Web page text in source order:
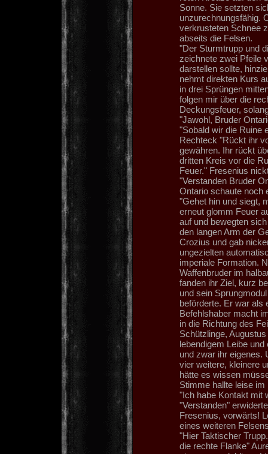
Sonne. Sie setzten
unzurechnungsfähig.
verkrusteten Schnee
abseits die Felsen.
"Der Sturmtrupp und
zeichnete zwei Pfeile
darstellen sollte,
nehmt direkten Kurs
in drei Sprüngen
folgen mir über die
Deckungsfeuer,
"Jawohl, Bruder
"Sobald wir die Ruine
Rechteck "Rückt ihr
gewähren. Ihr rückt
dritten Kreis vor die
Feuer." Fresenius
"Verstanden Bruder
Ontario schaute noch
"Gehet hin und siegt,
erneut glomm Feuer
auf und bewegten
den langen Arm der
Crozius und gab
ungezielten
imperiale Formation.
Waffenbruder im
fanden ihr Ziel, kurz
und sein
beförderte. Er war als
Befehlshaber macht
in die Richtung des
Schützlinge,
lebendigem Leibe
und zwar ihr eigenes.
vier weitere, kleinere
hätte es wissen
Stimme hallte leise
"Ich habe Kontakt mit
"Verstanden" erwiderte der Ordenspriester "Formation beibehalten. Bruder Fresenius, vorwärts! Löscht die Späher aus!" er landete unsanft im Schutz eines weiteren Felsens "gebt Acht, Bruder Fresenius, ihr habt zwei Gegner" "Hier Taktischer Trupp. Bestätigt, Bruder Ordenspriester. Rücken vor über die rechte Flanke" Aurelius lehnte sich nach vorn, seine Augen glommen in einem ungeduldigen Licht unter dem Helm, die Finger klammerten sich eisern um den Schwertgriff. Seine Geduld war am Ende, der Puls raste, sein Augenlicht füllte sich rot und der Wahnsinn wurde seiner nun endgültig Herr. Ohne auf den Befehl zu warten, zündete er abermals sein Sprungmodul und riss seine Hünenhafte Gestalt in den Kampf: "Die Bloodangels bringen den Tod über euch, KETZER!" "Aurelius!" Doch der Ordenspriester sah es zu spät. Aurelius war schon zu weit weg. Zu tief war er im Hass und der Wut verloren. Ein Cadianer schleuderte ihm einem kreischenden blauen Plasmastrahl entgegen und der helle Schrei "FÜR DEN IMPERATOR!" erstarrte unausgesprochen in der zerfetzenden Kehle des Space Marines. Warmes Blut spritzte auf den weißen Schnee und brennende Rüstungsteile fielen zersplittert zu Boden. Ontario sah nur die roten Kreuze der Schulterpanzer im Schatten der Flammen schimmern. Auch Augustus musste hilflos zusehen, wie sein Bruder in fackelnde, tropfende Stücke gerissen wurde, doch Ontario las alles andere in seinen Augen, als Furcht und Entsetzen. Das Feuer in ihm stieg höher und höher und der Ordenspriester erkannte, dass er ihn nicht mehr lange würde zügeln können "Angriff!" Brüllte er, bevor es zu spät war und erneut warf ihn sein Sprungmodul mit einer dämonischen Brutalität nach vorn. Und erneut begrüßte sie ein Hagel aus Laserstrahlen und Vollmantelgeschossen. Ontario nahm vier Treffer entgegen, seine Servorüstung heulte auf und spritzte in heiß glühenden Titan - Adamantium - Tropfen auf seinen Helm. Sein Rosarius Sanctum - Medallion leuchtete blau auf und krächzte unter schweren Einschlägen, das Energiefeld um den Ordenspriester erhaltend. Auch Augustus hatte kein besseres Schicksal ergriffen. Ein Vollmantelgeschoss bohrte sich durch seine Rüstung und zertrümmerte sein Schlüsselbein. Augustus schrie auf, drehte sich im Flug um 270� und schmetterte dann aus vier Metern bäuchlings auf den Boden. Er schrappte über den schneebedeckten, gefrorenen Kies bis zum nächsten Felsbrocken und krachte aus voller Wucht mit der linken Flanke gegen das Gestein. Als Ontario landete, rappelte sich Augustus jedoch wieder auf und schüttelte die Benommenheit von sich. Immer wieder sah er die wahre Macht des roten Durstes. Jene Macht, die so viele fürchteten und aus Furcht als Fluch betitelten, und immer wieder konnte er einer erneuten Verwunderung nicht standhalten. Kein noch so harter und noch so erfahrener und treuer Space Marine würde Augustus' Verletzungen ohne weiteres überstehen können, doch der Rote Durst trübte die Sinne und